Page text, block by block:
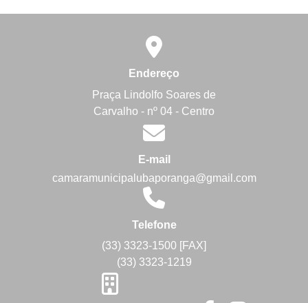
Endereço
Praça Lindolfo Soares de
Carvalho - nº 04 - Centro
E-mail
camaramunicipalubaporanga@gmail.com
Telefone
(33) 3323-1500 [FAX]
(33) 3323-1219